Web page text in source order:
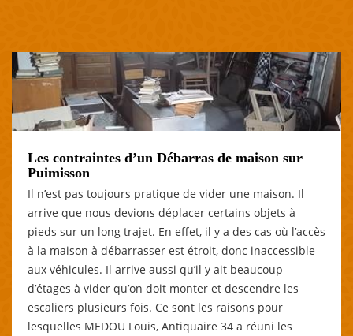
Les contraintes d’un Débarras de maison sur
Puimisson
Il n’est pas toujours pratique de vider une maison. Il
arrive que nous devions déplacer certains objets à
pieds sur un long trajet. En effet, il y a des cas où l’accès
à la maison à débarrasser est étroit, donc inaccessible
aux véhicules. Il arrive aussi qu’il y ait beaucoup
d’étages à vider qu’on doit monter et descendre les
escaliers plusieurs fois. Ce sont les raisons pour
lesquelles MEDOU Louis, Antiquaire 34 a réuni les